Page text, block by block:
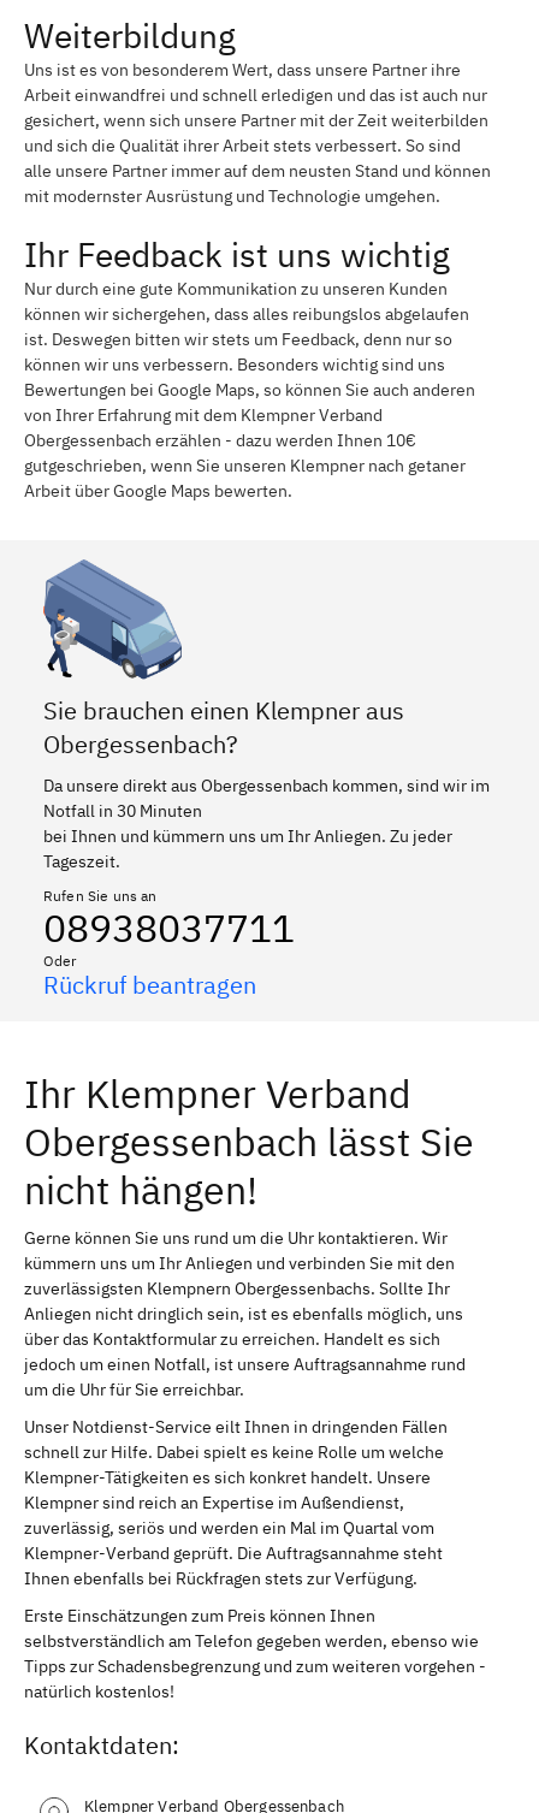
Weiterbildung
Uns ist es von besonderem Wert, dass unsere Partner ihre
Arbeit einwandfrei und schnell erledigen und das ist auch nur
gesichert, wenn sich unsere Partner mit der Zeit weiterbilden
und sich die Qualität ihrer Arbeit stets verbessert. So sind
alle unsere Partner immer auf dem neusten Stand und können
mit modernster Ausrüstung und Technologie umgehen.
Ihr Feedback ist uns wichtig
Nur durch eine gute Kommunikation zu unseren Kunden
können wir sichergehen, dass alles reibungslos abgelaufen
ist. Deswegen bitten wir stets um Feedback, denn nur so
können wir uns verbessern. Besonders wichtig sind uns
Bewertungen bei Google Maps, so können Sie auch anderen
von Ihrer Erfahrung mit dem Klempner Verband
Obergessenbach erzählen - dazu werden Ihnen 10€
gutgeschrieben, wenn Sie unseren Klempner nach getaner
Arbeit über Google Maps bewerten.
Sie brauchen einen Klempner aus
Obergessenbach?
Da unsere direkt aus Obergessenbach kommen, sind wir im
Notfall in 30 Minuten
bei Ihnen und kümmern uns um Ihr Anliegen. Zu jeder
Tageszeit.
Rufen Sie uns an
08938037711
Oder
Rückruf beantragen
Ihr Klempner Verband
Obergessenbach lässt Sie
nicht hängen!
Gerne können Sie uns rund um die Uhr kontaktieren. Wir
kümmern uns um Ihr Anliegen und verbinden Sie mit den
zuverlässigsten Klempnern Obergessenbachs. Sollte Ihr
Anliegen nicht dringlich sein, ist es ebenfalls möglich, uns
über das Kontaktformular zu erreichen. Handelt es sich
jedoch um einen Notfall, ist unsere Auftragsannahme rund
um die Uhr für Sie erreichbar.
Unser Notdienst-Service eilt Ihnen in dringenden Fällen
schnell zur Hilfe. Dabei spielt es keine Rolle um welche
Klempner-Tätigkeiten es sich konkret handelt. Unsere
Klempner sind reich an Expertise im Außendienst,
zuverlässig, seriös und werden ein Mal im Quartal vom
Klempner-Verband geprüft. Die Auftragsannahme steht
Ihnen ebenfalls bei Rückfragen stets zur Verfügung.
Erste Einschätzungen zum Preis können Ihnen
selbstverständlich am Telefon gegeben werden, ebenso wie
Tipps zur Schadensbegrenzung und zum weiteren vorgehen -
natürlich kostenlos!
Kontaktdaten:
Klempner Verband Obergessenbach